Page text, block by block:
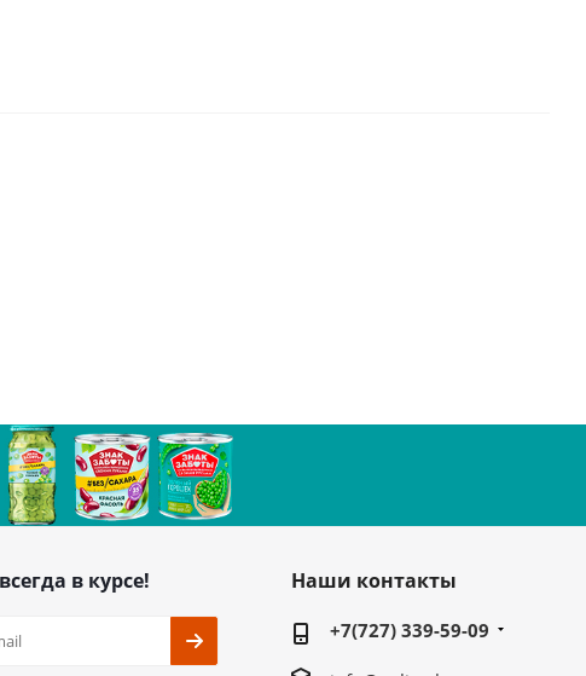
в курсе! Наши контакты
+7(727) 339-59-09